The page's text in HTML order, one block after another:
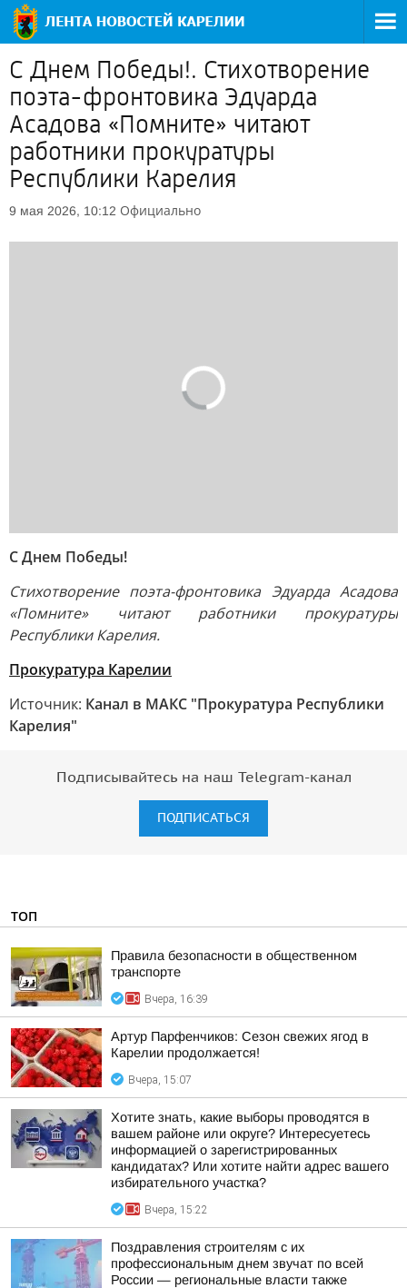
С Днем Победы!. Стихотворение
поэта-фронтовика Эдуарда
Асадова «Помните» читают
работники прокуратуры
Республики Карелия
9 мая 2026, 10:12 Официально
С Днем Победы!
Стихотворение поэта-фронтовика Эдуарда Асадова
«Помните» читают работники прокуратуры
Республики Карелия.
Прокуратура Карелии
Источник: Канал в МАКС "Прокуратура Республики
Карелия"
Подписывайтесь на наш Telegram-канал
ПОДПИСАТЬСЯ
ТОП
Правила безопасности в общественном
транспорте
Вчера, 16:39
Артур Парфенчиков: Сезон свежих ягод в
Карелии продолжается!
Вчера, 15:07
Хотите знать, какие выборы проводятся в
вашем районе или округе? Интересуетесь
информацией о зарегистрированных
кандидатах? Или хотите найти адрес вашего
избирательного участка?
Вчера, 15:22
Поздравления строителям с их
профессиональным днем звучат по всей
России — региональные власти также